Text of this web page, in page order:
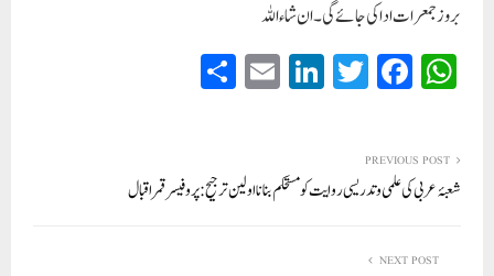
بروز جمعرات ادا کی جائے گی۔ ان شاء اللہ
W
A
pp
Fa
ok
T
r
Li
In
E
PREVIOUS POST
شعبۂ عربی کی علمی و تدریسی روایت کو مستحکم بنانا اولین ترجیح: پروفیسر قمر اقبال
NEXT POST